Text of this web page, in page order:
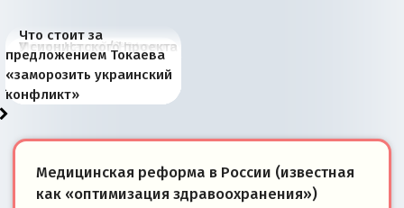
В России назрели
перемены: 15 шагов к
суверенной экономике
Миграционный пожар
Европы
Россия начинает
сбрасывать балласт
Анкориджа
Россия зимой 1904
года: первые уступки во
внутренней политике
Русская нация вчера и
сегодня
Почему правый крах в
Варшаве не поможет её
отношениям с Россией?
Место Науру / Науэро в
современной истории
Южной Осетии
У сионистского проекта
появилось украинское
измерение
Что стоит за
предложением Токаева
«заморозить украинский
конфликт»
Медицинская реформа в России (известная
как «оптимизация здравоохранения»)